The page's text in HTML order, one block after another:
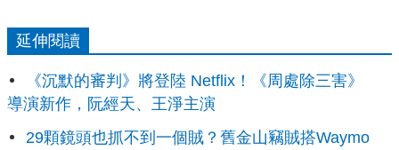
延伸閱讀
《沉默的審判》將登陸 Netflix！《周處除三害》
導演新作，阮經天、王淨主演
29顆鏡頭也抓不到一個賊？舊金山竊賊搭Waymo